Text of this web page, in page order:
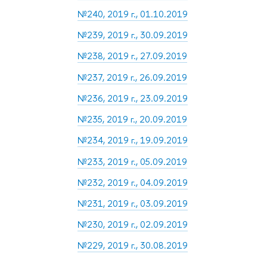
№240, 2019 г., 01.10.2019
№239, 2019 г., 30.09.2019
№238, 2019 г., 27.09.2019
№237, 2019 г., 26.09.2019
№236, 2019 г., 23.09.2019
№235, 2019 г., 20.09.2019
№234, 2019 г., 19.09.2019
№233, 2019 г., 05.09.2019
№232, 2019 г., 04.09.2019
№231, 2019 г., 03.09.2019
№230, 2019 г., 02.09.2019
№229, 2019 г., 30.08.2019